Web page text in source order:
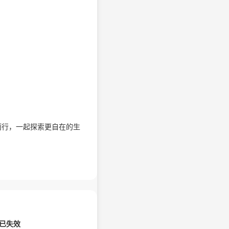
，一起探索更自在的生
失效